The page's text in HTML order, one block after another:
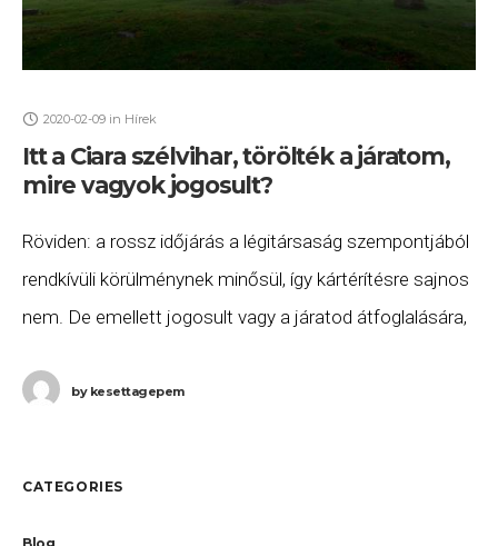
2020-02-09 in Hírek
Itt a Ciara szélvihar, törölték a járatom,
mire vagyok jogosult?
Röviden: a rossz időjárás a légitársaság szempontjából
rendkívüli körülménynek minősül, így kártérítésre sajnos
nem. De emellett jogosult vagy a járatod átfoglalására,
ezeket nem
bykesettagepem
CATEGORIES